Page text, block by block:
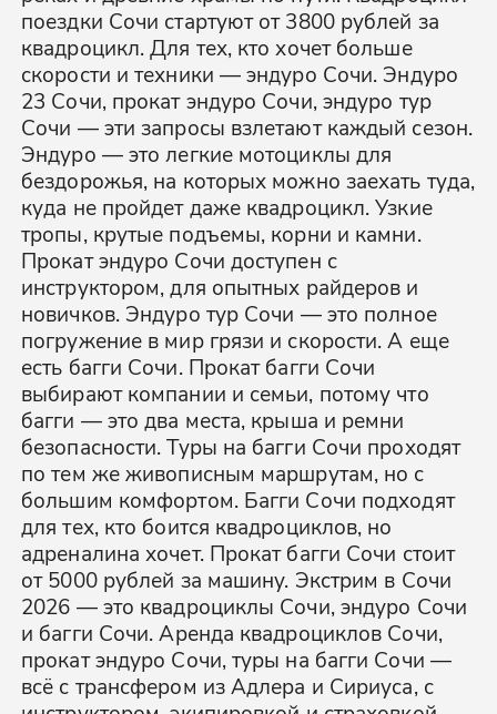
поездки Сочи стартуют от 3800 рублей за
квадроцикл. Для тех, кто хочет больше
скорости и техники — эндуро Сочи. Эндуро
23 Сочи, прокат эндуро Сочи, эндуро тур
Сочи — эти запросы взлетают каждый сезон.
Эндуро — это легкие мотоциклы для
бездорожья, на которых можно заехать туда,
куда не пройдет даже квадроцикл. Узкие
тропы, крутые подъемы, корни и камни.
Прокат эндуро Сочи доступен с
инструктором, для опытных райдеров и
новичков. Эндуро тур Сочи — это полное
погружение в мир грязи и скорости. А еще
есть багги Сочи. Прокат багги Сочи
выбирают компании и семьи, потому что
багги — это два места, крыша и ремни
безопасности. Туры на багги Сочи проходят
по тем же живописным маршрутам, но с
большим комфортом. Багги Сочи подходят
для тех, кто боится квадроциклов, но
адреналина хочет. Прокат багги Сочи стоит
от 5000 рублей за машину. Экстрим в Сочи
2026 — это квадроциклы Сочи, эндуро Сочи
и багги Сочи. Аренда квадроциклов Сочи,
прокат эндуро Сочи, туры на багги Сочи —
всё с трансфером из Адлера и Сириуса, с